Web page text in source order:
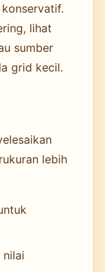
lihat
sumber
grid kecil.
lebih